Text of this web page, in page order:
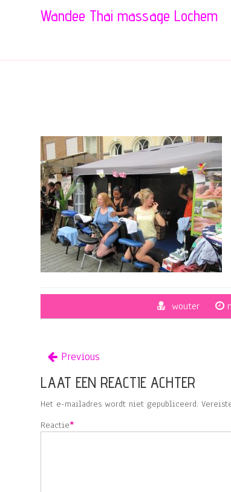
Wandee Thai massage Lochem
wouter
Previous
LAAT EEN REACTIE ACHTER
Het e-mailadres wordt niet gepubliceerd.
Reactie*